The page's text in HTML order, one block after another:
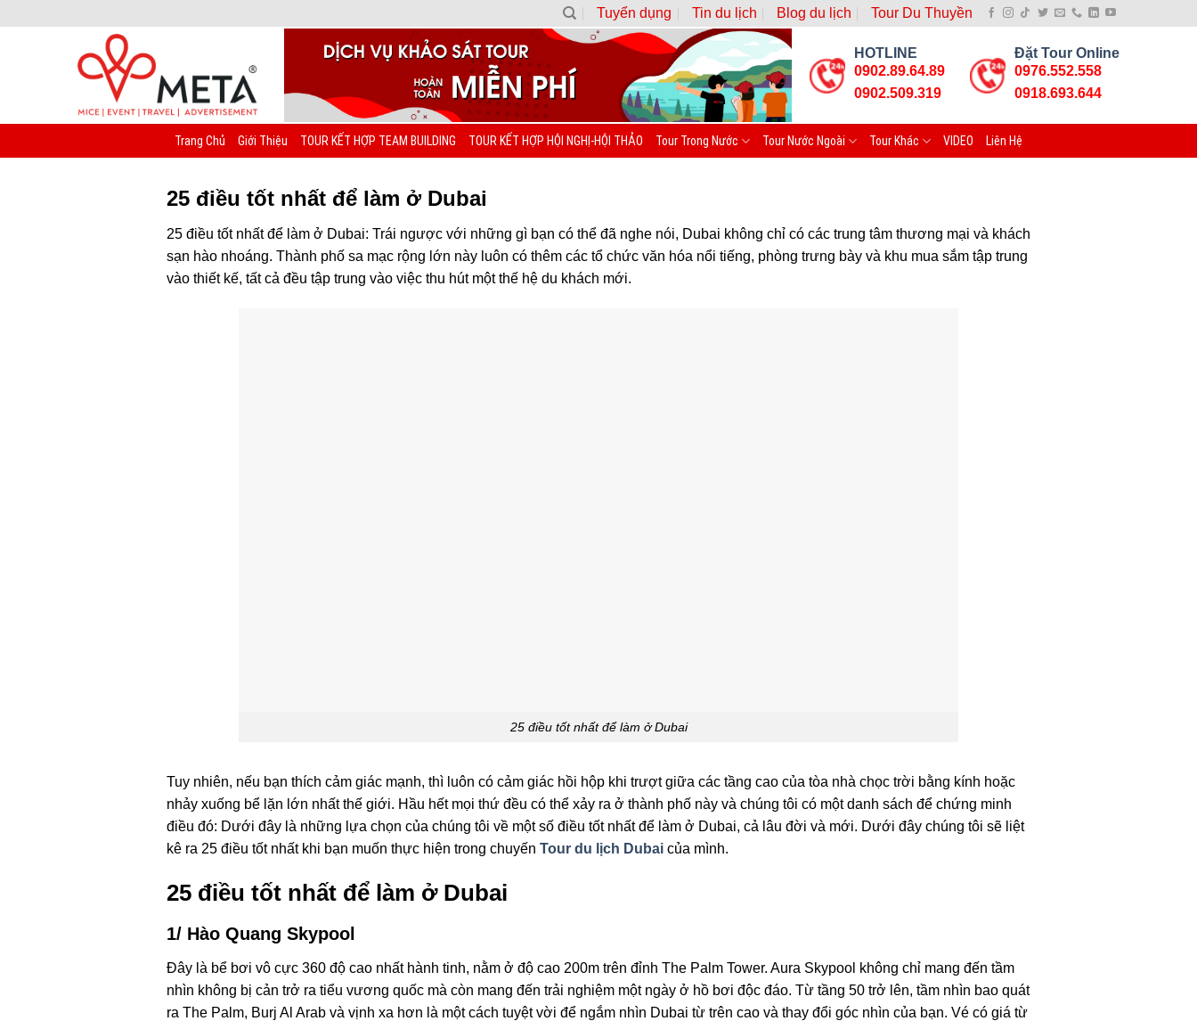
Tuyển dụng Tin du lịch Blog du lịch Tour Du Thuyền
HOTLINE
0902.89.64.89
0902.509.319
Đặt Tour Online
0976.552.558
0918.693.644
Trang Chủ Giới Thiệu TOUR KẾT HỢP TEAM BUILDING TOUR KẾT HỢP HỘI NGHỊ-HỘI THẢO Tour Trong Nước Tour Nước Ngoài Tour Khác VIDEO Liên Hệ
25 điều tốt nhất để làm ở Dubai
25 điều tốt nhất để làm ở Dubai: Trái ngược với những gì bạn có thể đã nghe nói, Dubai không chỉ có các trung tâm thương mại và khách
sạn hào nhoáng. Thành phố sa mạc rộng lớn này luôn có thêm các tổ chức văn hóa nổi tiếng, phòng trưng bày và khu mua sắm tập trung
vào thiết kế, tất cả đều tập trung vào việc thu hút một thế hệ du khách mới.
25 điều tốt nhất để làm ở Dubai
Tuy nhiên, nếu bạn thích cảm giác mạnh, thì luôn có cảm giác hồi hộp khi trượt giữa các tầng cao của tòa nhà chọc trời bằng kính hoặc
nhảy xuống bể lặn lớn nhất thế giới. Hầu hết mọi thứ đều có thể xảy ra ở thành phố này và chúng tôi có một danh sách để chứng minh
điều đó: Dưới đây là những lựa chọn của chúng tôi về một số điều tốt nhất để làm ở Dubai, cả lâu đời và mới. Dưới đây chúng tôi sẽ liệt
kê ra 25 điều tốt nhất khi bạn muốn thực hiện trong chuyến Tour du lịch Dubai của mình.
25 điều tốt nhất để làm ở Dubai
1/ Hào Quang Skypool
Đây là bể bơi vô cực 360 độ cao nhất hành tinh, nằm ở độ cao 200m trên đỉnh The Palm Tower. Aura Skypool không chỉ mang đến tầm
nhìn không bị cản trở ra tiểu vương quốc mà còn mang đến trải nghiệm một ngày ở hồ bơi độc đáo. Từ tầng 50 trở lên, tầm nhìn bao quát
ra The Palm, Burj Al Arab và vịnh xa hơn là một cách tuyệt vời để ngắm nhìn Dubai từ trên cao và thay đổi góc nhìn của bạn. Vé có giá từ